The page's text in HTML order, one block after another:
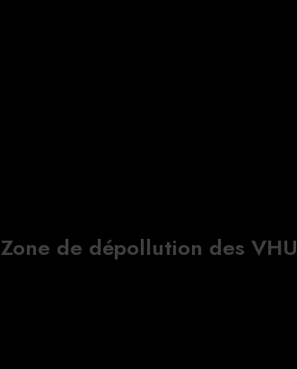
Zone de dépollution des VHU